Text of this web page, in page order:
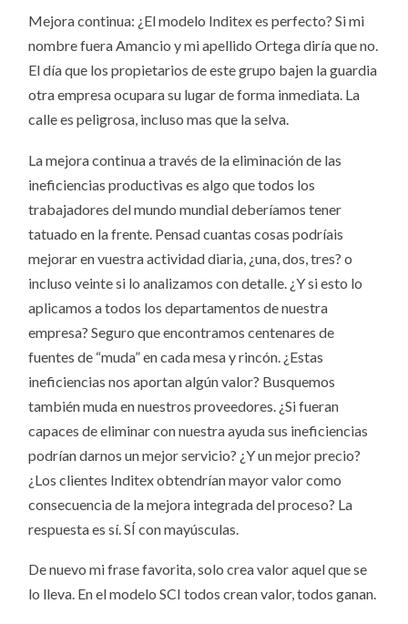
Mejora continua: ¿El modelo Inditex es perfecto? Si mi
nombre fuera Amancio y mi apellido Ortega diría que no.
El día que los propietarios de este grupo bajen la guardia
otra empresa ocupara su lugar de forma inmediata. La
calle es peligrosa, incluso mas que la selva.
La mejora continua a través de la eliminación de las
ineficiencias productivas es algo que todos los
trabajadores del mundo mundial deberíamos tener
tatuado en la frente. Pensad cuantas cosas podríais
mejorar en vuestra actividad diaria, ¿una, dos, tres? o
incluso veinte si lo analizamos con detalle. ¿Y si esto lo
aplicamos a todos los departamentos de nuestra
empresa? Seguro que encontramos centenares de
fuentes de “muda” en cada mesa y rincón. ¿Estas
ineficiencias nos aportan algún valor? Busquemos
también muda en nuestros proveedores. ¿Si fueran
capaces de eliminar con nuestra ayuda sus ineficiencias
podrían darnos un mejor servicio? ¿Y un mejor precio?
¿Los clientes Inditex obtendrían mayor valor como
consecuencia de la mejora integrada del proceso? La
respuesta es sí. SÍ con mayúsculas.
De nuevo mi frase favorita, solo crea valor aquel que se
lo lleva. En el modelo SCI todos crean valor, todos ganan.